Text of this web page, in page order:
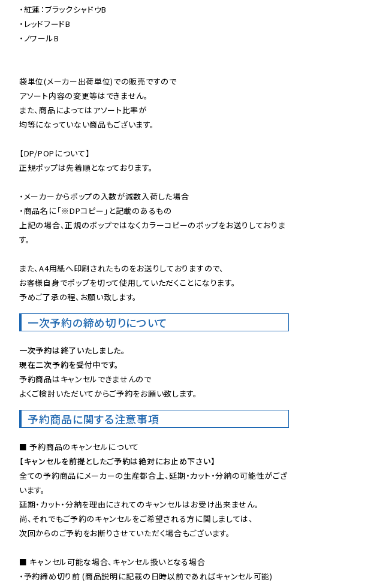
・紅蓮：ブラックシャドウB
・レッドフードB
・ノワールB
袋単位(メーカー出荷単位)での販売ですので
アソート内容の変更等はできません。
また、商品によってはアソート比率が
均等になっていない商品もございます。
【DP/POPについて】
正規ポップは先着順となっております。
・メーカーからポップの入数が減数入荷した場合
・商品名に「※DPコピー」と記載のあるもの
上記の場合、正規のポップではなくカラーコピーのポップをお送りしておりま
す。
また、A4用紙へ印刷されたものをお送りしておりますので、
お客様自身でポップを切って使用していただくことになります。
予めご了承の程、お願い致します。
一次予約の締め切りについて
一次予約は終了いたしました。
現在二次予約を受付中です。
予約商品はキャンセルできませんので
よくご検討いただいてからご予約をお願い致します。
予約商品に関する注意事項
【キャンセルを前提としたご予約は絶対にお止め下さい】
全ての予約商品にメーカーの生産都合上、延期・カット・分納の可能性がござ
います。
延期・カット・分納を理由にされてのキャンセルはお受け出来ません。
尚、それでもご予約のキャンセルをご希望される方に関しましては、
次回からのご予約をお断りさせていただく場合もございます。
■ キャンセル可能な場合、キャンセル扱いとなる場合
・予約締め切り前 (商品説明に記載の日時以前であればキャンセル可能)